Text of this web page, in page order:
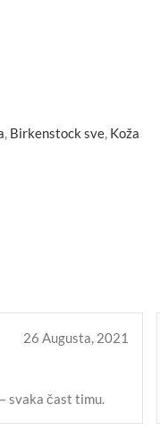
, Birkenstock sve, Koža
26 Augusta, 2021
svaka čast timu.